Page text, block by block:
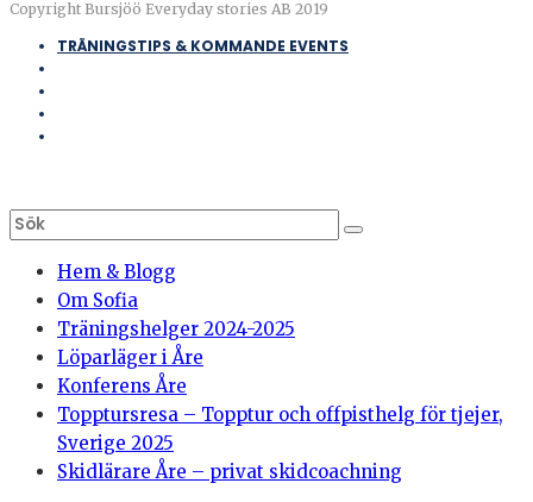
Copyright Bursjöö Everyday stories AB 2019
TRÄNINGSTIPS & KOMMANDE EVENTS
Hem & Blogg
Om Sofia
Träningshelger 2024-2025
Löparläger i Åre
Konferens Åre
Topptursresa – Topptur och offpisthelg för tjejer,
Sverige 2025
Skidlärare Åre – privat skidcoachning